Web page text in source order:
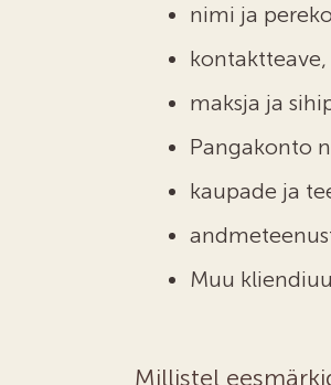
nimi ja
maksja ja
Pangakonto
kaupade ja
Muu
Millistel